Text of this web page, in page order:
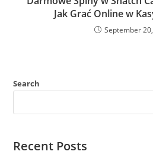
Jak Grać Online w
September
Search
Recent Posts